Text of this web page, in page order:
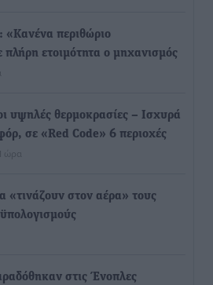
«Κανένα περιθώριο
ετοιμότητα ο μηχανισμός
υψηλές θερμοκρασίες – Ισχυρά
σε «Red Code» 6 περιοχές
ώρα
«τινάζουν στον αέρα» τους
στις Ένοπλες